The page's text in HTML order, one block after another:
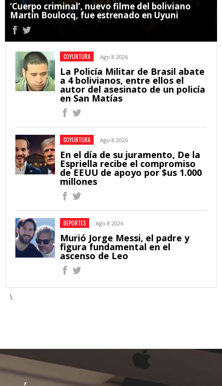
‘Cuerpo criminal’, nuevo filme del boliviano
Martín Boulocq, fue estrenado en Uyuni
COYUNTURA Ago 8 2026
La Policía Militar de Brasil abate
a 4 bolivianos, entre ellos el
autor del asesinato de un policía
en San Matías
COYUNTURA Ago 8 2026
En el día de su juramento, De la
Espriella recibe el compromiso
de EEUU de apoyo por $us 1.000
millones
DEPORTES Ago 8 2026
Murió Jorge Messi, el padre y
figura fundamental en el
ascenso de Leo
\